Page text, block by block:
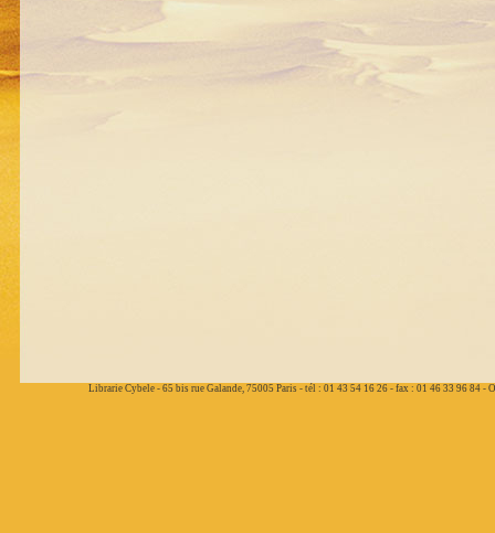
Librarie Cybele - 65 bis rue Galande, 75005 Paris - tél : 01 43 54 16 26 - fax : 01 46 33 96 84